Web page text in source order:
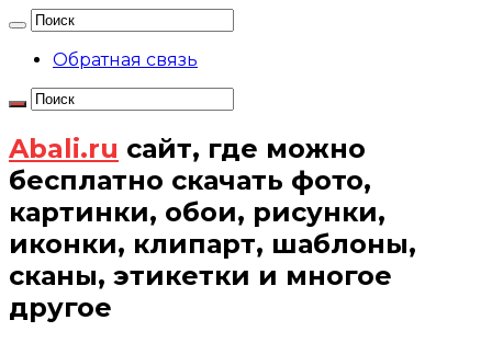
Обратная связь
Abali.ru сайт, где можно
бесплатно скачать фото,
картинки, обои, рисунки,
иконки, клипарт, шаблоны,
сканы, этикетки и многое
другое